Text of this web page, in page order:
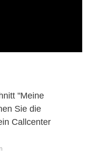
"Meine
Sie die
Callcenter